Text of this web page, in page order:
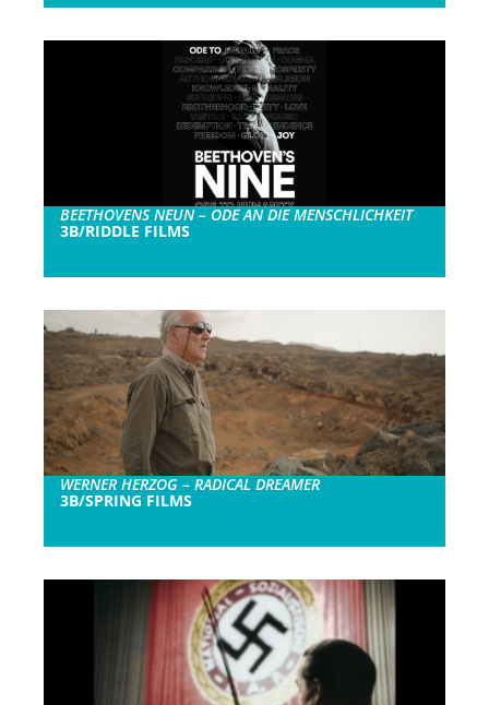
BEETHOVENS NEUN – ODE AN DIE MENSCHLICHKEIT
3B/RIDDLE FILMS
WERNER HERZOG – RADICAL DREAMER
3B/SPRING FILMS